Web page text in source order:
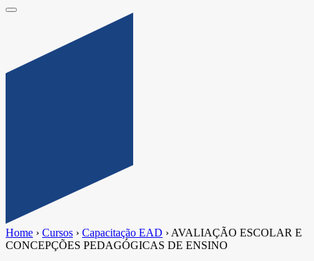
Home › Cursos › Capacitação EAD › AVALIAÇÃO ESCOLAR E
CONCEPÇÕES PEDAGÓGICAS DE ENSINO